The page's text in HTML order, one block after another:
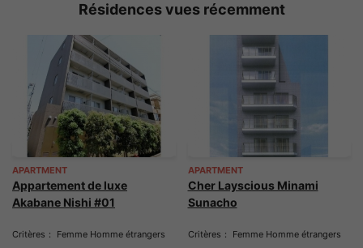
Résidences vues récemment
APARTMENT
Appartement de luxe
Akabane Nishi #01
Critères： Femme Homme étrangers
APARTMENT
Cher Layscious Minami
Sunacho
Critères： Femme Homme étrangers